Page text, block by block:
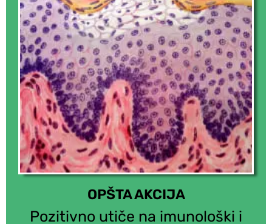
OPŠTA AKCIJA
Pozitivno utiče na imunološki i